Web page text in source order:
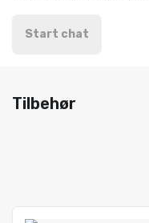
Start chat
Tilbehør